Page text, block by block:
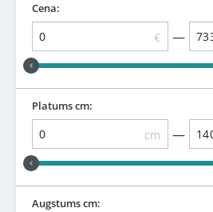
Cena:
€ —
Platums cm:
cm —
Augstums cm: